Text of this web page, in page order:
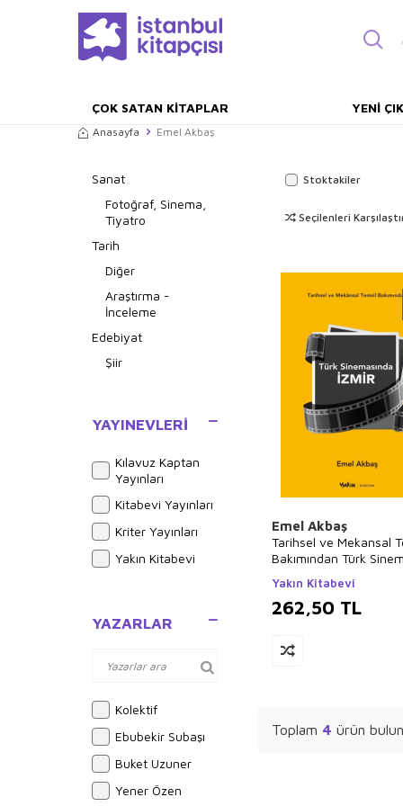
ÇOK SATAN KITAPLAR YENI
Anasayfa Emel Akbaş
Sanat
Fotoğraf, Sinema,
Tiyatro
Tarih
Diğer
Araştırma -
İnceleme
Edebiyat
Şiir
YAYINEVLERI
Kılavuz Kaptan
Yayınları
Kitabevi Yayınları
Kriter Yayınları
Yakın Kitabevi
YAZARLAR
Kolektif
Ebubekir Subaşı
Buket Uzuner
Yener Özen
Stoktakiler
Seçilenleri
Emel Akbaş
Tarihsel ve Mekansal
Bakımından Türk
Yakın Kitabevi
262,50 TL
Toplam 4 ürün